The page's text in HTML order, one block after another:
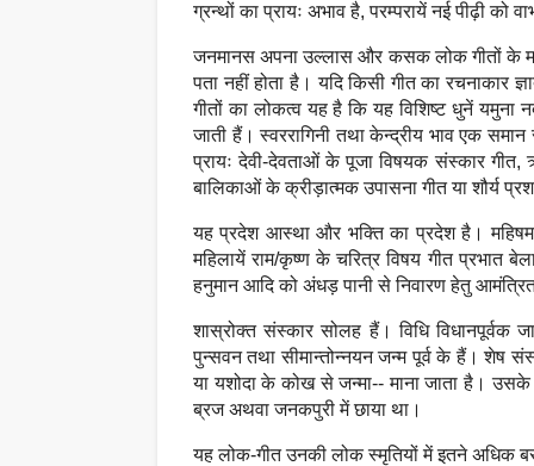
ग्रन्थों का प्रायः अभाव है, परम्परायें नई पीढ़ी को
जनमानस अपना उल्लास और कसक लोक गीतों के
पता नहीं होता है। यदि किसी गीत का रचनाकार
गीतों का लोकत्व यह है कि यह विशिष्ट धुनें
जाती हैं। स्वररागिनी तथा केन्द्रीय भाव एक
प्रायः देवी-देवताओं के पूजा विषयक संस्कार गीत,
बालिकाओं के क्रीड़ात्मक उपासना गीत या शौर्य
यह प्रदेश आस्था और भक्ति का प्रदेश है।
महिलायें राम/कृष्ण के चरित्र विषय गीत प्रभात
हनुमान आदि को अंधड़ पानी से निवारण हेतु
शास्रोक्त संस्कार सोलह हैं। विधि विधानपूर्वक
पुन्सवन तथा सीमान्तोन्नयन जन्म पूर्व के हैं। शेष
या यशोदा के कोख से जन्मा-- माना जाता है। उसके
ब्रज अथवा जनकपुरी में छाया था।
यह लोक-गीत उनकी लोक स्मृतियों में इतने अधिक